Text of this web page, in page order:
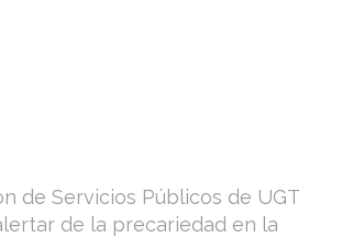
de Servicios Públicos de UGT
de la precariedad en la